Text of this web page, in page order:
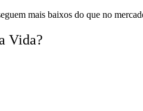
mais baixos do que no
Vida?